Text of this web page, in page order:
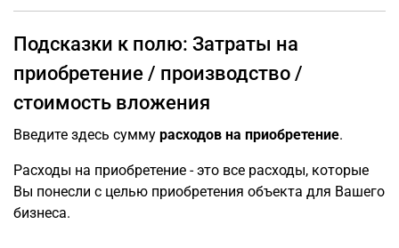
Подсказки к полю: Затраты на
приобретение / производство /
стоимость вложения
Введите здесь сумму расходов на приобретение.
Расходы на приобретение - это все расходы, которые
Вы понесли с целью приобретения объекта для Вашего
бизнеса.